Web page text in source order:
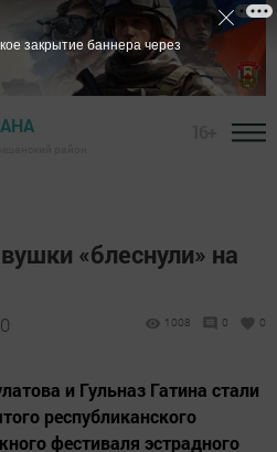
«блеснули» на
1008 0 0
и Гульназ Гатина стали
республиканского
фестиваля эстрадного
закрытие баннера через